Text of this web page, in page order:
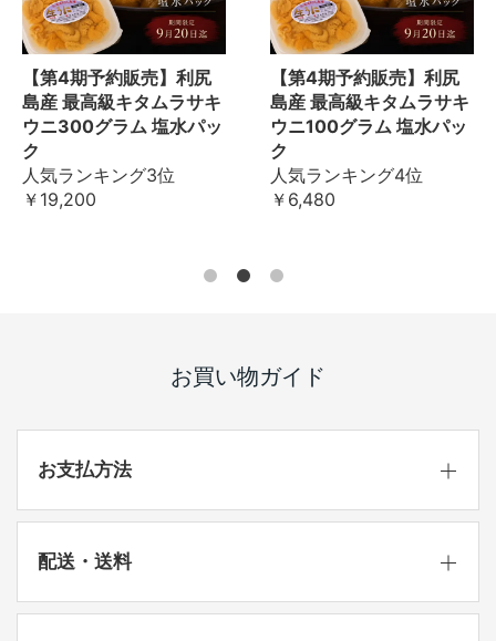
【第4期予約販売】利尻
島産 最高級キタムラサキ
ウニ300グラム 塩水パッ
ク
人気ランキング3位
￥19,200
【第4期予約販売】利尻
島産 最高級キタムラサキ
ウニ100グラム 塩水パッ
ク
人気ランキング4位
￥6,480
お買い物ガイド
お支払方法
配送・送料